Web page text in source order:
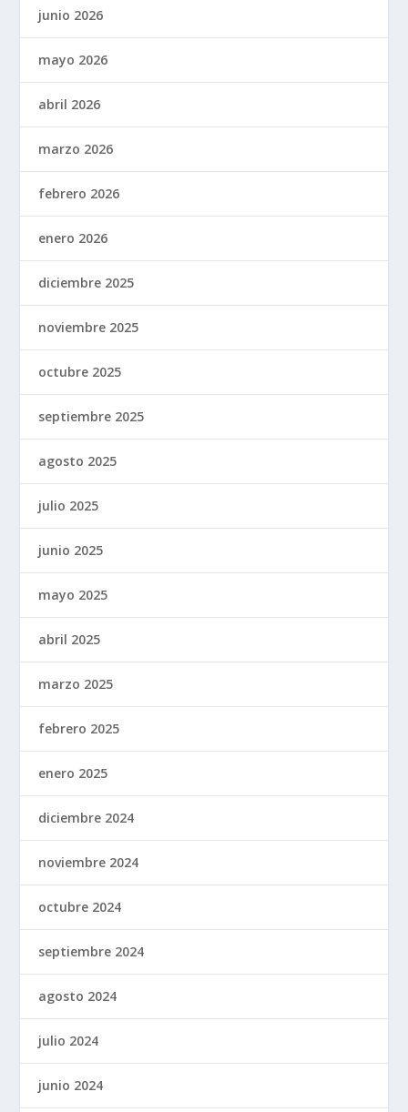
junio 2026
mayo 2026
abril 2026
marzo 2026
febrero 2026
enero 2026
diciembre 2025
noviembre 2025
octubre 2025
septiembre 2025
agosto 2025
julio 2025
junio 2025
mayo 2025
abril 2025
marzo 2025
febrero 2025
enero 2025
diciembre 2024
noviembre 2024
octubre 2024
septiembre 2024
agosto 2024
julio 2024
junio 2024